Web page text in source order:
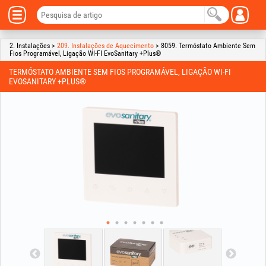
2. Instalações > 209. Instalações de Aquecimento > 8059. Termóstato Ambiente Sem
Fios Programável, Ligação WI-FI EvoSanitary +Plus®
TERMÓSTATO AMBIENTE SEM FIOS PROGRAMÁVEL, LIGAÇÃO WI-FI
EVOSANITARY +PLUS®